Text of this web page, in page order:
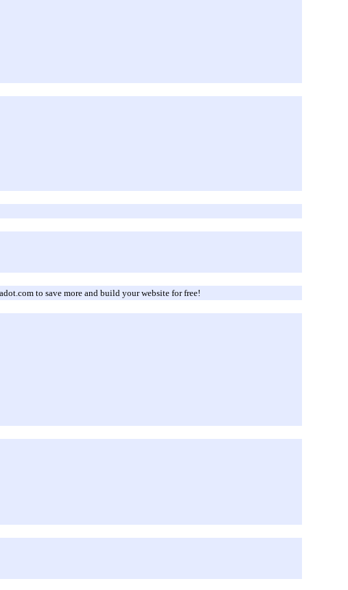
to save more and build your website for free!